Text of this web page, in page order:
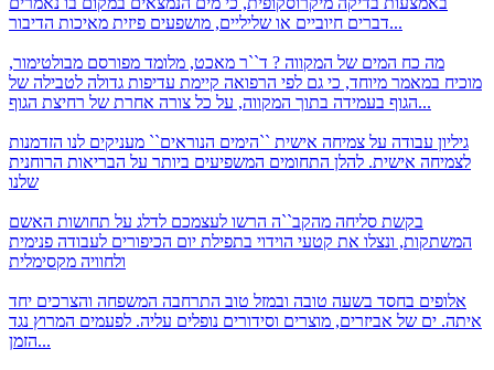
דברים חיוביים או שליליים, מושפעים פיזית מאיכות הדיבור...
מה כח המים של המקווה ? ד``ר מאכט, מלומד מפורסם מבולטימור,
מוכיח במאמר מיוחד, כי גם לפי הרפואה קיימת עדיפות גדולה לטבילה של
הגוף בעמידה בתוך המקווה, על כל צורה אחרת של רחיצת הגוף...
גיליון עבודה על צמיחה אישית ``הימים הנוראים`` מעניקים לנו הזדמנות
לצמיחה אישית. להלן התחומים המשפיעים ביותר על הבריאות הרוחנית
שלנו
בקשת סליחה מהקב``ה הרשו לעצמכם לדלג על תחושות האשם
המשתקות, ונצלו את קטעי הוידוי בתפילת יום הכיפורים לעבודה פנימית
ולחוויה מקסימלית
אלופים בחסד בשעה טובה ובמזל טוב התרחבה המשפחה והצרכים יחד
איתה. ים של אביזרים, מוצרים וסידורים נופלים עליה. לפעמים המרוץ נגד
הזמן...